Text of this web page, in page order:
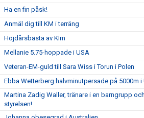
Ha en fin påsk!
Anmäl dig till KM i terräng
Höjdårsbästa av KIm
Mellanie 5.75-hoppade i USA
Veteran-EM-guld till Sara Wiss i Torun i Polen
Ebba Wetterberg halvminutpersade på 5000m i
Martina Zadig Waller, tränare i en barngrupp
styrelsen!